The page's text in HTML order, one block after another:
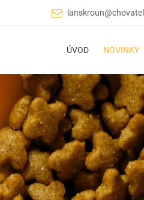
ÚVOD NOVINKY